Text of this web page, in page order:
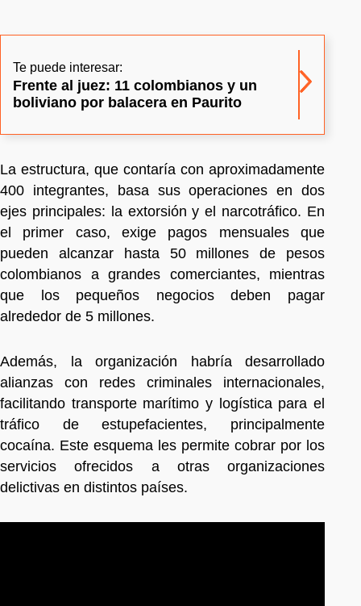
Te puede interesar:
Frente al juez: 11 colombianos y un
boliviano por balacera en Paurito
La estructura, que contaría con aproximadamente
400 integrantes, basa sus operaciones en dos
ejes principales: la extorsión y el narcotráfico. En
el primer caso, exige pagos mensuales que
pueden alcanzar hasta 50 millones de pesos
colombianos a grandes comerciantes, mientras
que los pequeños negocios deben pagar
alrededor de 5 millones.
Además, la organización habría desarrollado
alianzas con redes criminales internacionales,
facilitando transporte marítimo y logística para el
tráfico de estupefacientes, principalmente
cocaína. Este esquema les permite cobrar por los
servicios ofrecidos a otras organizaciones
delictivas en distintos países.